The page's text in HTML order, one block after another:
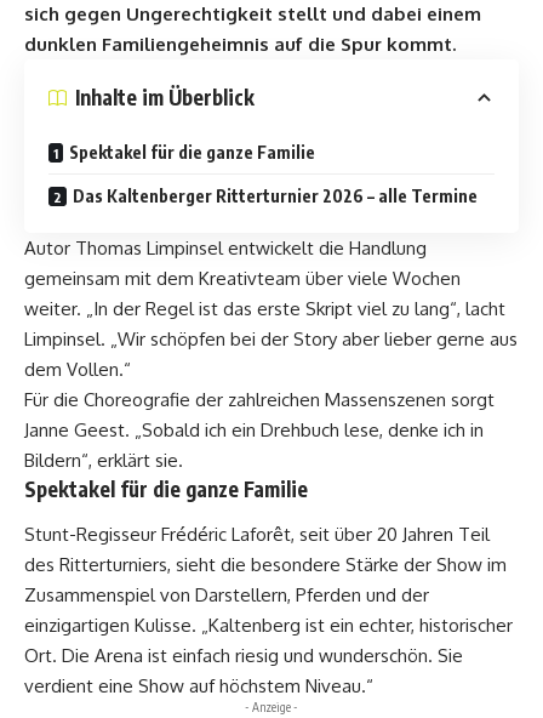
sich gegen Ungerechtigkeit stellt und dabei einem
dunklen Familiengeheimnis auf die Spur kommt.
Inhalte im Überblick
Spektakel für die ganze Familie
Das Kaltenberger Ritterturnier 2026 – alle Termine
Autor Thomas Limpinsel entwickelt die Handlung
gemeinsam mit dem Kreativteam über viele Wochen
weiter. „In der Regel ist das erste Skript viel zu lang“, lacht
Limpinsel. „Wir schöpfen bei der Story aber lieber gerne aus
dem Vollen.“
Für die Choreografie der zahlreichen Massenszenen sorgt
Janne Geest. „Sobald ich ein Drehbuch lese, denke ich in
Bildern“, erklärt sie.
Spektakel für die ganze Familie
Stunt-Regisseur Frédéric Laforêt, seit über 20 Jahren Teil
des Ritterturniers, sieht die besondere Stärke der Show im
Zusammenspiel von Darstellern, Pferden und der
einzigartigen Kulisse. „Kaltenberg ist ein echter, historischer
Ort. Die Arena ist einfach riesig und wunderschön. Sie
verdient eine Show auf höchstem Niveau.“
- Anzeige -